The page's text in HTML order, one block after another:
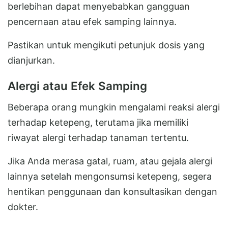
berlebihan dapat menyebabkan gangguan
pencernaan atau efek samping lainnya.
Pastikan untuk mengikuti petunjuk dosis yang
dianjurkan.
Alergi atau Efek Samping
Beberapa orang mungkin mengalami reaksi alergi
terhadap ketepeng, terutama jika memiliki
riwayat alergi terhadap tanaman tertentu.
Jika Anda merasa gatal, ruam, atau gejala alergi
lainnya setelah mengonsumsi ketepeng, segera
hentikan penggunaan dan konsultasikan dengan
dokter.